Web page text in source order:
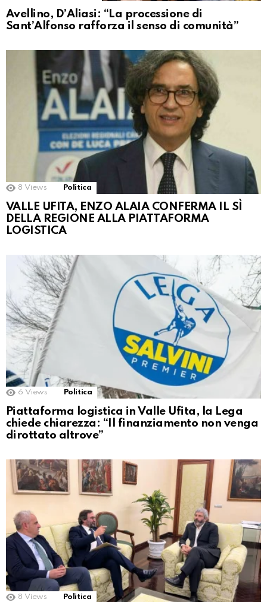
Avellino, D’Aliasi: “La processione di
Sant’Alfonso rafforza il senso di comunità”
8 Views Politica
VALLE UFITA, ENZO ALAIA CONFERMA IL SÌ
DELLA REGIONE ALLA PIATTAFORMA
LOGISTICA
6 Views Politica
Piattaforma logistica in Valle Ufita, la Lega
chiede chiarezza: “Il finanziamento non venga
dirottato altrove”
8 Views Politica